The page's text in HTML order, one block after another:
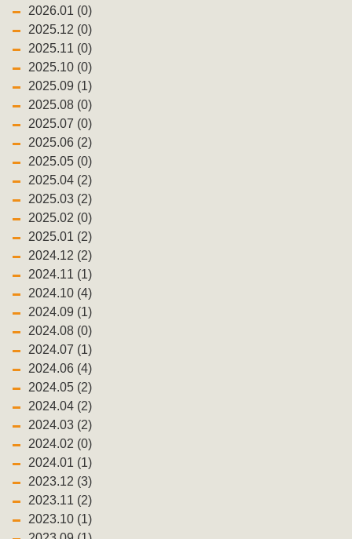
2026.01 (0)
2025.12 (0)
2025.11 (0)
2025.10 (0)
2025.09 (1)
2025.08 (0)
2025.07 (0)
2025.06 (2)
2025.05 (0)
2025.04 (2)
2025.03 (2)
2025.02 (0)
2025.01 (2)
2024.12 (2)
2024.11 (1)
2024.10 (4)
2024.09 (1)
2024.08 (0)
2024.07 (1)
2024.06 (4)
2024.05 (2)
2024.04 (2)
2024.03 (2)
2024.02 (0)
2024.01 (1)
2023.12 (3)
2023.11 (2)
2023.10 (1)